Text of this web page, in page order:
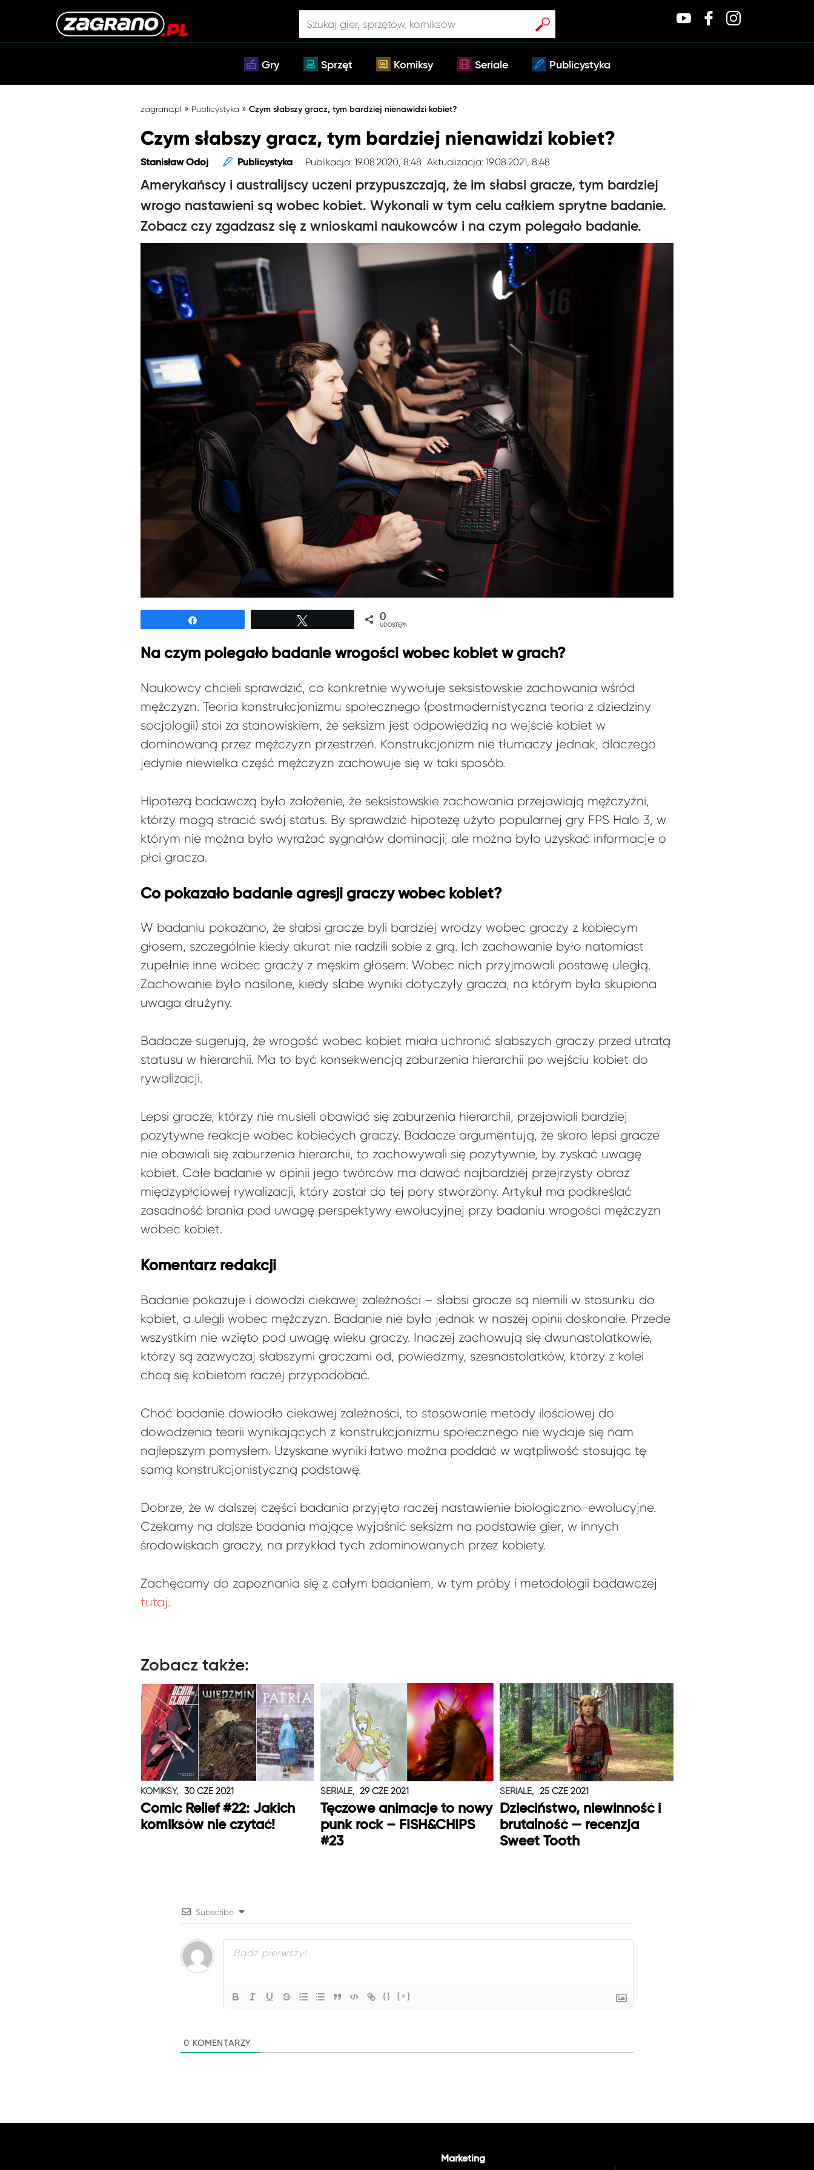
Gry Sprzęt Komiksy Seriale Publicystyka
zagrano.pl » Publicystyka » Czym słabszy gracz, tym bardziej nienawidzi kobiet?
Czym słabszy gracz, tym bardziej nienawidzi kobiet?
Stanisław Odoj Publicystyka Publikacja: 19.08.2020, 8:48 Aktualizacja: 19.08.2021, 8:48
Amerykańscy i australijscy uczeni przypuszczają, że im słabsi gracze, tym bardziej
wrogo nastawieni są wobec kobiet. Wykonali w tym celu całkiem sprytne badanie.
Zobacz czy zgadzasz się z wnioskami naukowców i na czym polegało badanie.
0
UDOSTĘPNIEŃ
Na czym polegało badanie wrogości wobec kobiet w grach?
Naukowcy chcieli sprawdzić, co konkretnie wywołuje seksistowskie zachowania wśród
mężczyzn. Teoria konstrukcjonizmu społecznego (postmodernistyczna teoria z dziedziny
socjologii) stoi za stanowiskiem, że seksizm jest odpowiedzią na wejście kobiet w
dominowaną przez mężczyzn przestrzeń. Konstrukcjonizm nie tłumaczy jednak, dlaczego
jedynie niewielka część mężczyzn zachowuje się w taki sposób.
Hipotezą badawczą było założenie, że seksistowskie zachowania przejawiają mężczyźni,
którzy mogą stracić swój status. By sprawdzić hipotezę użyto popularnej gry FPS Halo 3, w
którym nie można było wyrażać sygnałów dominacji, ale można było uzyskać informacje o
płci gracza.
Co pokazało badanie agresji graczy wobec kobiet?
W badaniu pokazano, że słabsi gracze byli bardziej wrodzy wobec graczy z kobiecym
głosem, szczególnie kiedy akurat nie radzili sobie z grą. Ich zachowanie było natomiast
zupełnie inne wobec graczy z męskim głosem. Wobec nich przyjmowali postawę uległą.
Zachowanie było nasilone, kiedy słabe wyniki dotyczyły gracza, na którym była skupiona
uwaga drużyny.
Badacze sugerują, że wrogość wobec kobiet miała uchronić słabszych graczy przed utratą
statusu w hierarchii. Ma to być konsekwencją zaburzenia hierarchii po wejściu kobiet do
rywalizacji.
Lepsi gracze, którzy nie musieli obawiać się zaburzenia hierarchii, przejawiali bardziej
pozytywne reakcje wobec kobiecych graczy. Badacze argumentują, że skoro lepsi gracze
nie obawiali się zaburzenia hierarchii, to zachowywali się pozytywnie, by zyskać uwagę
kobiet. Całe badanie w opinii jego twórców ma dawać najbardziej przejrzysty obraz
międzypłciowej rywalizacji, który został do tej pory stworzony. Artykuł ma podkreślać
zasadność brania pod uwagę perspektywy ewolucyjnej przy badaniu wrogości mężczyzn
wobec kobiet.
Komentarz redakcji
Badanie pokazuje i dowodzi ciekawej zależności – słabsi gracze są niemili w stosunku do
kobiet, a ulegli wobec mężczyzn. Badanie nie było jednak w naszej opinii doskonałe. Przede
wszystkim nie wzięto pod uwagę wieku graczy. Inaczej zachowują się dwunastolatkowie,
którzy są zazwyczaj słabszymi graczami od, powiedzmy, szesnastolatków, którzy z kolei
chcą się kobietom raczej przypodobać.
Choć badanie dowiodło ciekawej zależności, to stosowanie metody ilościowej do
dowodzenia teorii wynikających z konstrukcjonizmu społecznego nie wydaje się nam
najlepszym pomysłem. Uzyskane wyniki łatwo można poddać w wątpliwość stosując tę
samą konstrukcjonistyczną podstawę.
Dobrze, że w dalszej części badania przyjęto raczej nastawienie biologiczno-ewolucyjne.
Czekamy na dalsze badania mające wyjaśnić seksizm na podstawie gier, w innych
środowiskach graczy, na przykład tych zdominowanych przez kobiety.
Zachęcamy do zapoznania się z całym badaniem, w tym próby i metodologii badawczej
tutaj.
Zobacz także:
KOMIKSY, 30 CZE 2021
Comic Relief #22: Jakich
komiksów nie czytać!
SERIALE, 29 CZE 2021
Tęczowe animacje to nowy
punk rock – FISH&CHIPS
#23
SERIALE, 25 CZE 2021
Dzieciństwo, niewinność i
brutalność — recenzja
Sweet Tooth
Subscribe
{} [+]
0 KOMENTARZY
Marketing